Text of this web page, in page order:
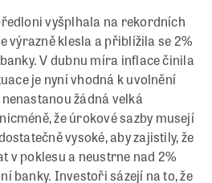
vyšplhala na rekordních
výrazně klesla a přiblížila se 2%
V dubnu míra inflace činila
je nyní vhodná k uvolnění
žádná velká
že úrokové sazby musejí
vysoké, aby zajistily, že
v poklesu a neustrne nad 2%
banky. Investoři sázejí na to, že